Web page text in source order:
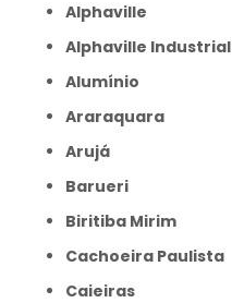
Alphaville
Alphaville Industrial
Alumínio
Araraquara
Arujá
Barueri
Biritiba Mirim
Cachoeira Paulista
Caieiras